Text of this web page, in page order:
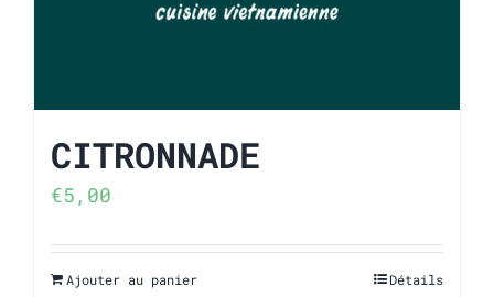
CITRONNADE
€5,00
Ajouter au panier Détails